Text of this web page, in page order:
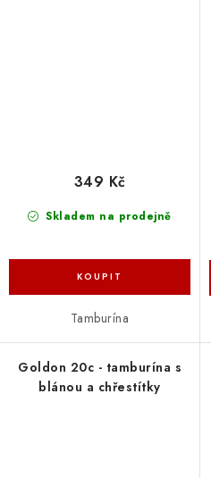
Skladem na prodejně
349 Kč
Tamburína
Goldon 20c - tamburína s
blánou a chřestítky